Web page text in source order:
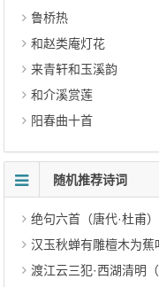
鲁桥热
和赵类庵灯花
来青轩和玉溪韵
和介溪赏莲
阳春曲十首
随机推荐诗词
绝句六首（唐代·杜甫）
汉玉秋蝉有雕檀木为蕉叶以
渡江云三犯·西湖清明（